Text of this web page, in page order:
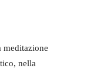
nella